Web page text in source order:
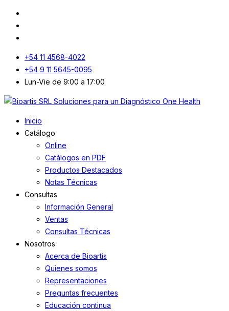
+54 11 4568-4022
+54 9 11 5645-0095
Lun-Vie de 9:00 a 17:00
Inicio
Catálogo
Online
Catálogos en PDF
Productos Destacados
Notas Técnicas
Consultas
Información General
Ventas
Consultas Técnicas
Nosotros
Acerca de Bioartis
Quienes somos
Representaciones
Preguntas frecuentes
Educación continua